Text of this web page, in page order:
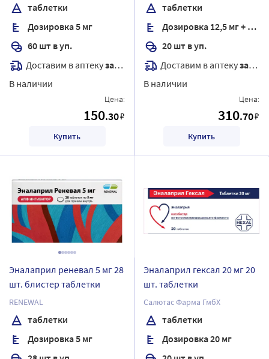
таблетки
Дозировка 5 мг
60 шт в уп.
Доставим в аптекузавтра
В наличии
Цена:
150.30₽
Купить
таблетки
Дозировка 12,5 мг + 20 мг
20 шт в уп.
Доставим в аптекузавтра
В наличии
Цена:
310.70₽
Купить
Эналаприл реневал 5 мг 28
шт. блистер таблетки
RENEWAL
таблетки
Дозировка 5 мг
Эналаприл гексал 20 мг 20
шт. таблетки
Салютас Фарма ГмбХ
таблетки
Дозировка 20 мг